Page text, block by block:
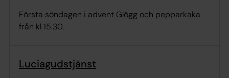
Första söndagen i advent Glögg och pepparkaka
från kl 15.30.
Luciagudstjänst